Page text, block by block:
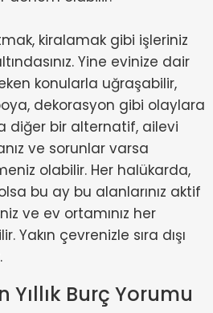
kiralamak gibi işleriniz
Yine evinize dair
konularla uğraşabilir,
dekorasyon gibi olaylara
diğer bir alternatif, ailevi
ve sorunlar varsa
olabilir. Her halükarda,
bu ay bu alanlarınız aktif
ve ev ortamınız her
Yakın çevrenizle sıra dışı
Yıllık Burç Yorumu